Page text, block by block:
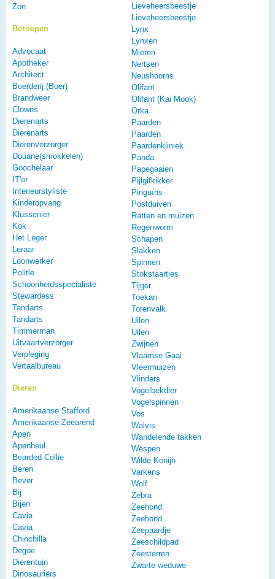
Zon
Beroepen
Advocaat
Apotheker
Architect
Boerderij (Boer)
Brandweer
Clowns
Dierenarts
Dierenarts
Dierenverzorger
Douane(smokkelen)
Goochelaar
IT'er
Interieurstyliste
Kinderopvang
Klussenier
Kok
Het Leger
Leraar
Loonwerker
Politie
Schoonheidsspecialiste
Stewardess
Tandarts
Tandarts
Timmerman
Uitvaartverzorger
Verpleging
Vertaalbureau
Dieren
Amerikaanse Stafford
Amerikaanse Zeearend
Apen
Apenheul
Bearded Collie
Beren
Bever
Bij
Bijen
Cavia
Cavia
Chinchilla
Degoe
Dierentuin
Dinosauriërs
Lieveheersbeestje
Lieveheersbeestje
Lynx
Lynxen
Mieren
Nertsen
Neushoorns
Olifant
Olifant (Kai Mook)
Orka
Paarden
Paarden
Paardenkliniek
Panda
Papegaaien
Pijlgifkikker
Pinguïns
Postduiven
Ratten en muizen
Regenworm
Schapen
Slakken
Spinnen
Stokstaartjes
Tijger
Toekan
Torenvalk
Uilen
Uilen
Zwijnen
Vlaamse Gaai
Vleermuizen
Vlinders
Vogelbekdier
Vogelspinnen
Vos
Walvis
Wandelende takken
Wespen
Wilde Konijn
Varkens
Wolf
Zebra
Zeehond
Zeehond
Zeepaardje
Zeeschildpad
Zeesterren
Zwarte weduwe